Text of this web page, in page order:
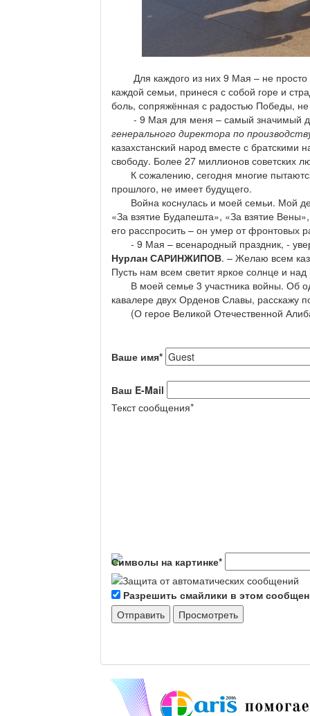
Для каждого из них 9 Мая – не просто
каждой семьи, принеся с собой горе и
боль, сопряжённая с радостью Победы,
- 9 Мая для меня – самый значимый
генерального директора по
казахстанский народ вместе с братскими
свободу. Более 27 миллионов советских
К сожалению, сегодня многие
прошлого, не имеет будущего.
Война коснулась и моей семьи. Мой
«За взятие Будапешта», «За взятие
его расспросить – он умер от фронтовых
- 9 Мая – всенародный праздник, -
Нурлан САРИНЖИПОВ. – Желаю всем
Пусть нам всем светит яркое солнце и
В моей семье 3 участника войны. Об
кавалере двух Орденов Славы, расскажу
(О герое Великой Отечественной
Ваше имя*
Ваш E-Mail
Текст сообщения*
Символы на картинке*
Разрешить смайлики в этом